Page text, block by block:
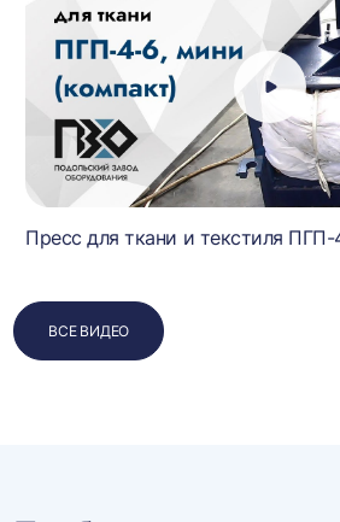
Пресс для ткани и текстиля
ВСЕ ВИДЕО